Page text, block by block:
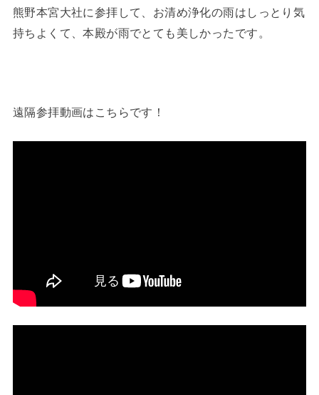
熊野本宮大社に参拝して、お清め浄化の雨はしっとり気
持ちよくて、本殿が雨でとても美しかったです。
遠隔参拝動画はこちらです！